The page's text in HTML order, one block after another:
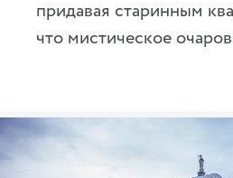
придавая старинным
что мистическое